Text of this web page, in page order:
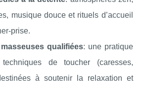
musique douce et rituels d’accueil
prise.
qualifiées: une pratique
de toucher (caresses,
à soutenir la relaxation et